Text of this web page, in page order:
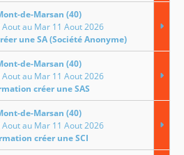
de-Marsan (40)
Aout au Mar 11 Aout 2026
une SA (Société Anonyme)
de-Marsan (40)
Aout au Mar 11 Aout 2026
créer une SAS
de-Marsan (40)
Aout au Mar 11 Aout 2026
créer une SCI